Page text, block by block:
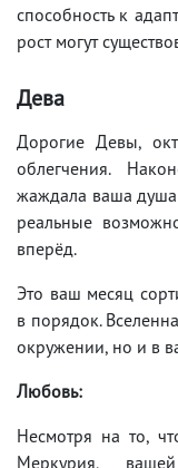
способность к
рост могут
Дева
Дорогие Девы,
облегчения.
жаждала ваша
реальные
вперёд.
Это ваш месяц
в порядок.
окружении, но и в
Любовь:
Несмотря на то,
Меркурия,